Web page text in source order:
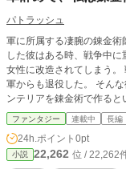
パトラッシュ
軍に所属する凄腕の錬金術師クロース・キ
した彼はある時、戦争中
女性に改造されてしまう。
軍からも退役した。 そん
ンテリアを錬金術で作る
った。 これは、新たに彼
ファンタジー 連載中 長編
24h.ポイント 0pt
小説 22,262 位 / 22,262